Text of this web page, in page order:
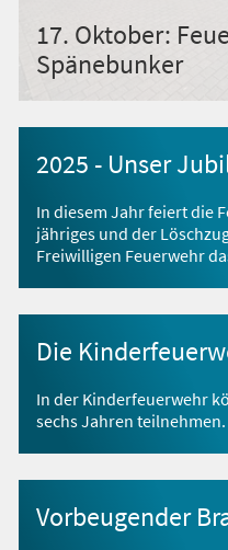
17. Oktober:
Spänebunker
2025 - Unser
In diesem Jahr feiert die
jähriges und der
Freiwilligen Feuerwehr
Die
In der Kinderfeuerwehr
sechs Jahren teilnehmen.
Vorbeugender